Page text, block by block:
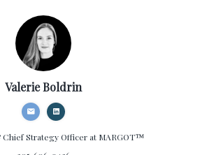
Valerie Boldrin
Strategy Officerat MARGOT™